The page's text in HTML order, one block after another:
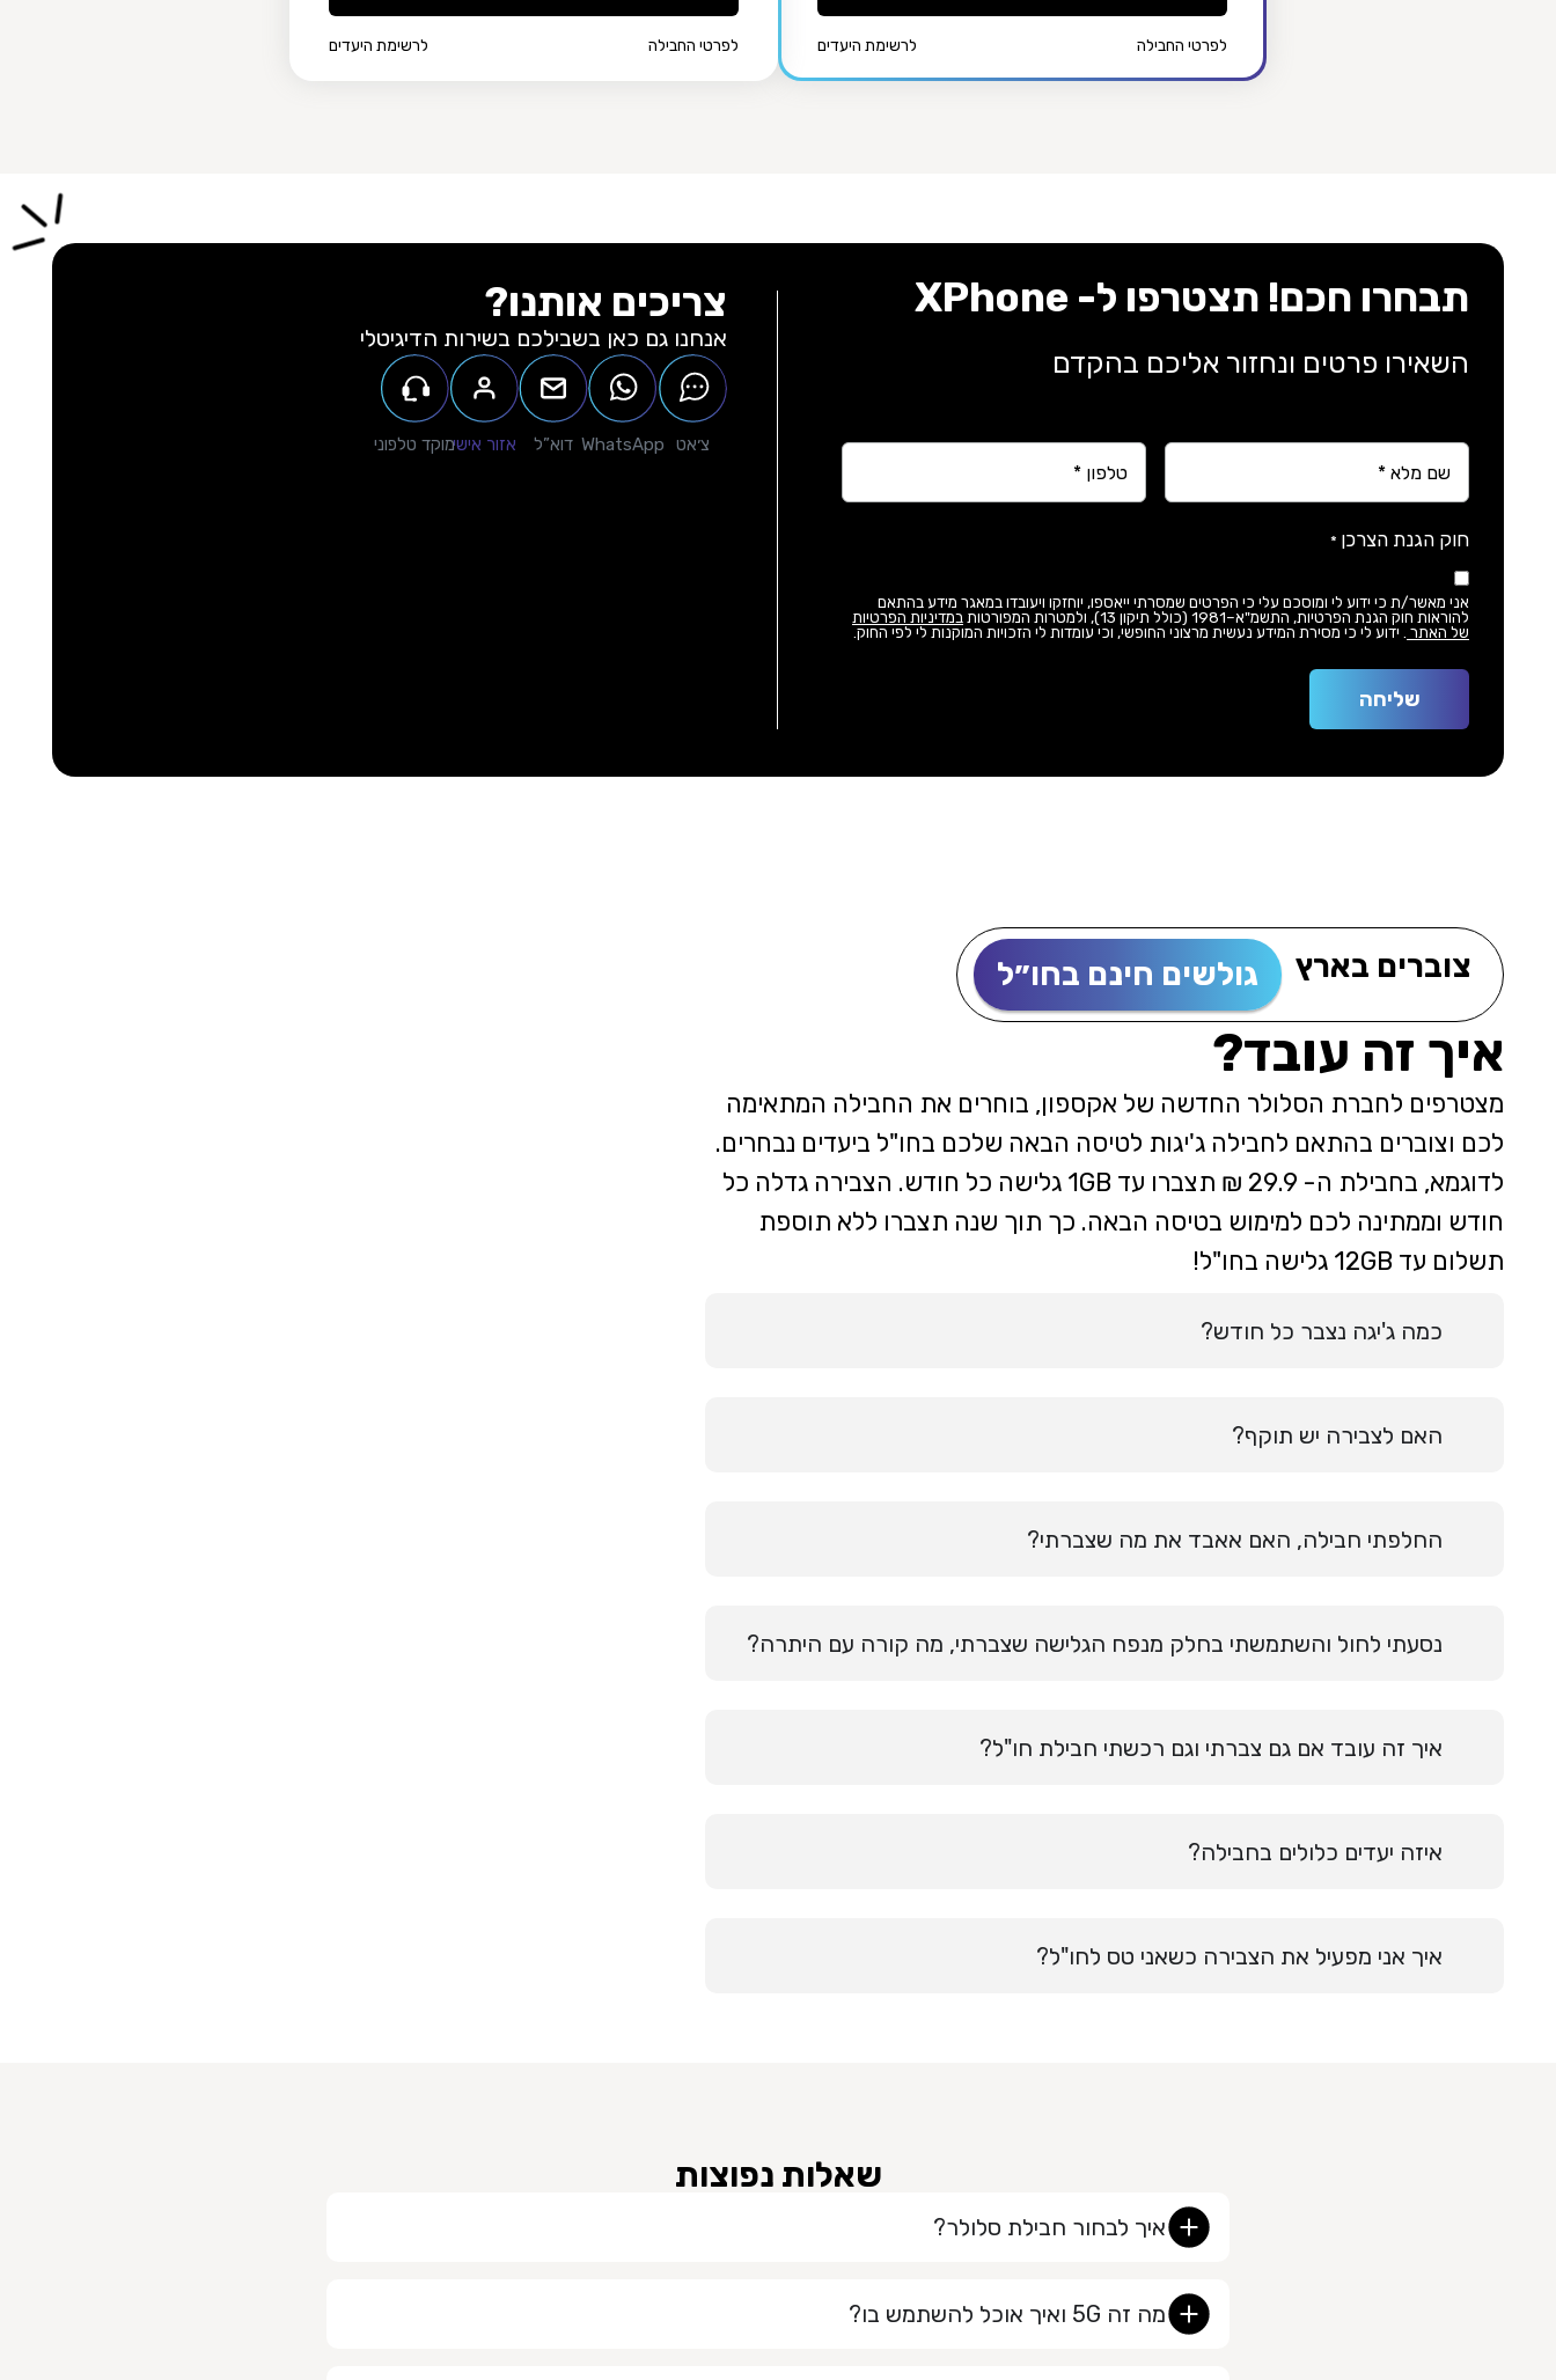
לפרטי החבילה לרשימת היעדים לפרטי החבילה לרשימת היעדים
תבחרו חכם! תצטרפו ל- XPhone
השאירו פרטים ונחזור אליכם בהקדם
Name
Phone
חוק הגנת הצרכן *
אני מאשר/ת כי ידוע לי ומוסכם עלי כי הפרטים שמסרתי ייאספו, יוחזקו ויעובדו במאגר מידע בהתאם
להוראות חוק הגנת הפרטיות, התשמ"א–1981 (כולל תיקון 13), ולמטרות המפורטות
במדיניות הפרטיות
של האתר
שליחה
צריכים אותנו?
אנחנו גם כאן בשבילכם בשירות הדיגיטלי
צ׳אט WhatsApp דוא”ל אזור אישימוקד טלפוני
צוברים בארץ גולשים חינם בחו״ל
איך זה עובד?
מצטרפים לחברת הסלולר החדשה של אקספון, בוחרים את החבילה המתאימה
לכם וצוברים בהתאם לחבילה ג'יגות לטיסה הבאה שלכם בחו"ל ביעדים נבחרים.
לדוגמא, בחבילת ה- 29.9 ₪ תצברו עד 1GB גלישה כל חודש. הצבירה גדלה כל
חודש וממתינה לכם למימוש בטיסה הבאה. כך תוך שנה תצברו ללא תוספת
תשלום עד 12GB גלישה בחו"ל!
כמה ג'יגה נצבר כל חודש?
האם לצבירה יש תוקף?
החלפתי חבילה, האם אאבד את מה שצברתי?
נסעתי לחול והשתמשתי בחלק מנפח הגלישה שצברתי, מה קורה עם היתרה?
איך זה עובד אם גם צברתי וגם רכשתי חבילת חו"ל?
איזה יעדים כלולים בחבילה?
איך אני מפעיל את הצבירה כשאני טס לחו"ל?
שאלות נפוצות
איך לבחור חבילת סלולר?
מה זה 5G ואיך אוכל להשתמש בו?